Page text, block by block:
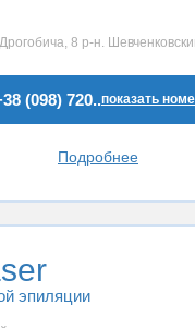
8 р-н.
(098) 720..показать
Подробнее
эпиляции